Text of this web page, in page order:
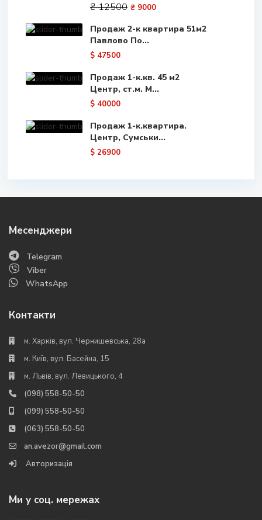
₴ 12500 ₴ 9000
Продаж 2-к квартира 51м2
Павлово По...
$ 47500
Продаж 1-к.кв. 45 м2
Центр, ст.м. М...
$ 40000
Продаж 1-к.квартира.
Центр, Сумськи...
$ 26900
Месенджери
Telegram
Viber
WhatsApp
Контакти
м. Харків, вул. Чернишевська, 28а
м. Київ, вул. Басейна, 15
м. Львів, вул. Левицького, 4
(098) 558-50-50
(099) 558-50-50
(063) 558-50-50
an.avezor@gmail.com
Авторизація
Ми у соц. мережах